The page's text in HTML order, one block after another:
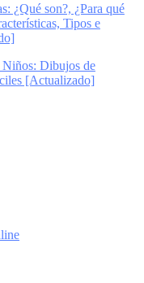
¿Qué son?, ¿Para qué
Tipos e
Dibujos de
[Actualizado]